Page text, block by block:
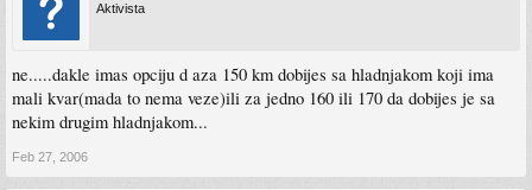
Aktivista
ne.....dakle imas opciju d aza 150 km dobijes sa hladnjakom koji ima
mali kvar(mada to nema veze)ili za jedno 160 ili 170 da dobijes je sa
nekim drugim hladnjakom...
Feb 27, 2006